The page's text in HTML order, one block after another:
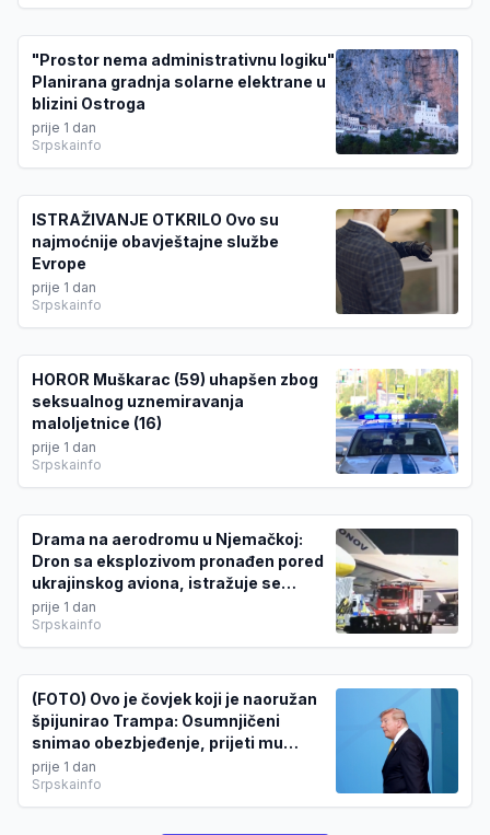
"Prostor nema administrativnu logiku"
Planirana gradnja solarne elektrane u
blizini Ostroga
prije 1 dan
Srpskainfo
ISTRAŽIVANJE OTKRILO Ovo su
najmoćnije obavještajne službe
Evrope
prije 1 dan
Srpskainfo
HOROR Muškarac (59) uhapšen zbog
seksualnog uznemiravanja
maloljetnice (16)
prije 1 dan
Srpskainfo
Drama na aerodromu u Njemačkoj:
Dron sa eksplozivom pronađen pored
ukrajinskog aviona, istražuje se
moguća sabotaža
prije 1 dan
Srpskainfo
(FOTO) Ovo je čovjek koji je naoružan
špijunirao Trampa: Osumnjičeni
snimao obezbjeđenje, prijeti mu
najmanje 10 godina zatvora
prije 1 dan
Srpskainfo